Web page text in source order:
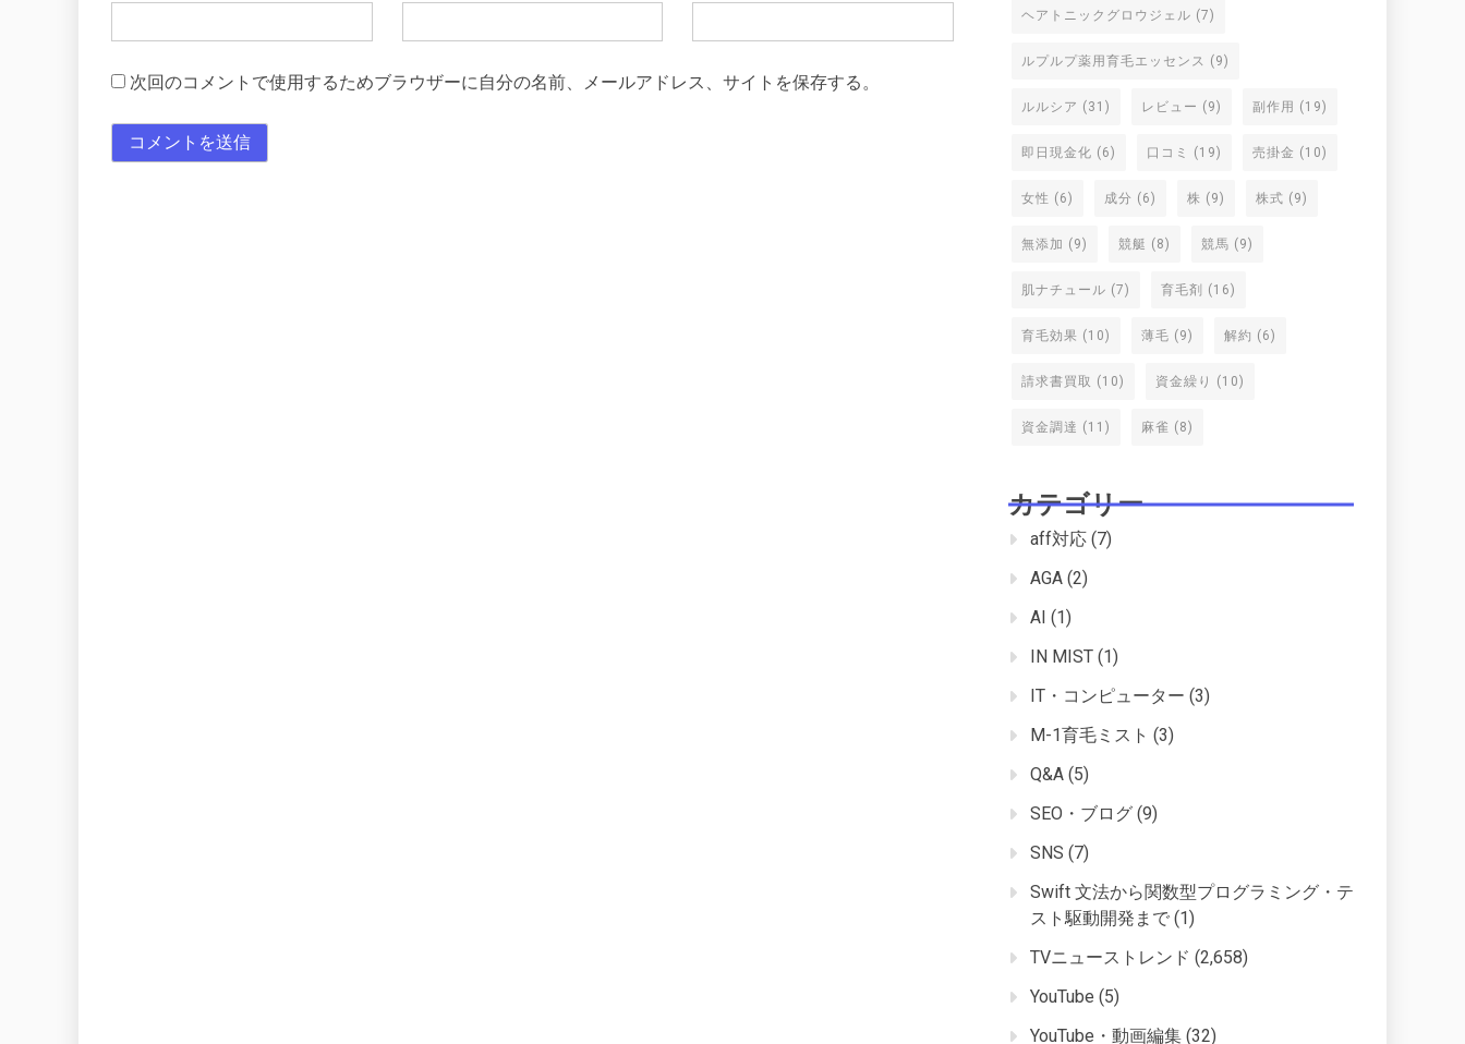
次回のコメントで使用するためブラウザーに自分の名前、メールアドレス、サイトを保存する。
ヘアトニックグロウジェル (7)
ルプルプ薬用育毛エッセンス (9)
ルルシア (31) レビュー (9) 副作用 (19)
即日現金化 (6) 口コミ (19) 売掛金 (10)
女性 (6) 成分 (6) 株 (9) 株式 (9)
無添加 (9) 競艇 (8) 競馬 (9)
肌ナチュール (7) 育毛剤 (16)
育毛効果 (10) 薄毛 (9) 解約 (6)
請求書買取 (10) 資金繰り (10)
資金調達 (11) 麻雀 (8)
カテゴリー
aff対応 (7)
AGA (2)
AI (1)
IN MIST (1)
IT・コンピューター (3)
M-1育毛ミスト (3)
Q&A (5)
SEO・ブログ (9)
SNS (7)
Swift 文法から関数型プログラミング・テ
スト駆動開発まで (1)
TVニューストレンド (2,658)
YouTube (5)
YouTube・動画編集 (32)